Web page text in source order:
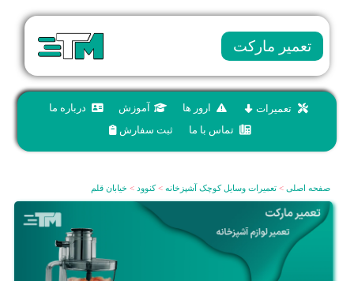
تعمیر مارکت
ارور ها آموزش
درباره ما
تماس با ما
ثبت سفارش
صفحه اصلی > تعمیرات وسایل کوچک آشپزخانه >کنوود > خیابان قلم